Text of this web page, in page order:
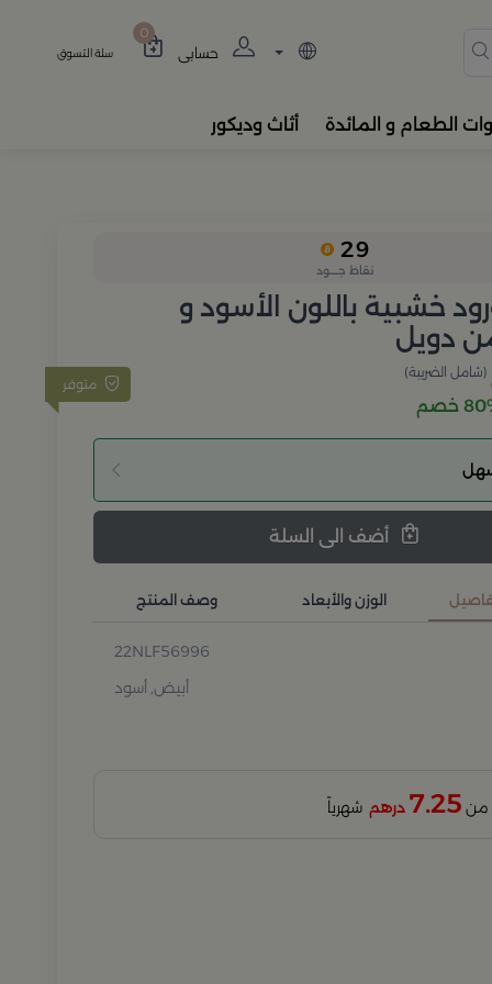
المباخر، والفواحات
حسابي
0
سلة التسوق
الطعام و المائدة أثاث وديكور
29
نقاط جــــود
خشبية باللون الأسود و
دويل
متوفر
(شامل الضريبة)
خصم
سهل
أضف الى السلة
22NLF56996
أبيض, أسود
الوزن والأبعاد وصف المنتج
7.25 درهم شهرياً